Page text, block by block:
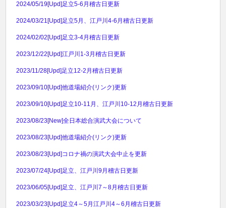
2024/05/19[Upd]足立5-6月稽古日更新
2024/03/21 [Upd]足立5月、江戸川4-6月稽古日更新
2024/02/02 [Upd]足立3-4月稽古日更新
2023/12/22 [Upd]江戸川1-3月稽古日更新
2023/11/28[Upd]足立12-2月稽古日更新
2023/09/10[Upd]他道場紹介(リンク)更新
2023/09/10[Upd]足立10-11月、江戸川10-12月稽古日更新
2023/08/23[New]全日本総合演武大会について
2023/08/23[Upd]他道場紹介(リンク)更新
2023/08/23[Upd]コロナ禍の演武大会中止を更新
2023/07/24[Upd]足立、江戸川9月稽古日更新
2023/06/05[Upd]足立、江戸川7～8月稽古日更新
2023/03/23[Upd]足立4～5月江戸川4～6月稽古日更新